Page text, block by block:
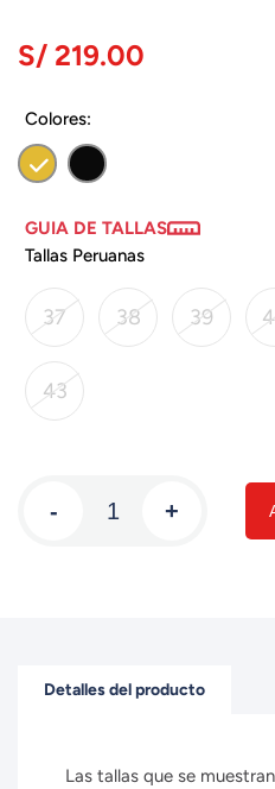
S/ 219.00
Colores:
GUIA DE TALLAS
Tallas Peruanas
37 38 39
43
- +
Detalles del producto
Las tallas que se